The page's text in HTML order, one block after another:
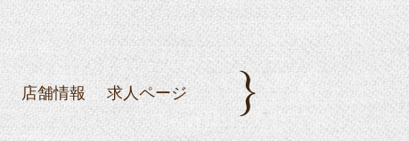
店舗情報 求人ページ